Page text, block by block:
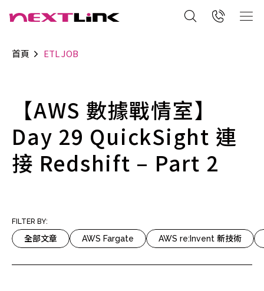
首頁 ETL JOB
【AWS 數據戰情室】
Day 29 QuickSight 連
接 Redshift – Part 2
FILTER BY:
全部文章 AWS Fargate AWS re:Invent 新技術